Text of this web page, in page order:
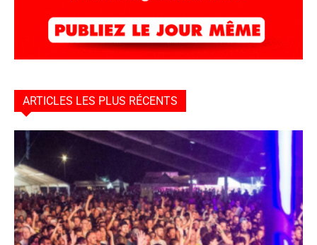
ARTICLES LES PLUS RÉCENTS